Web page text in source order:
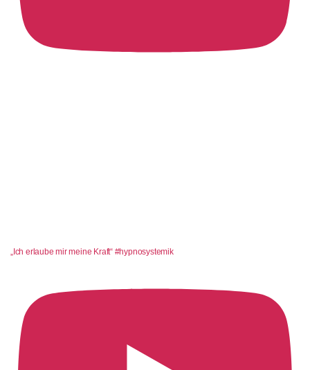
„Ich erlaube mir meine Kraft“ #hypnosystemik